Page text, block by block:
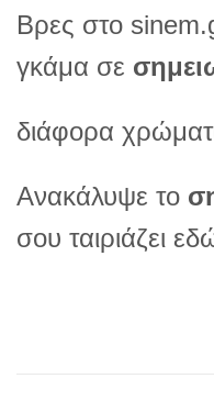
Bρες στο
γκάμα σε
διάφορα
Ανακάλυψε το
σου ταιριάζει